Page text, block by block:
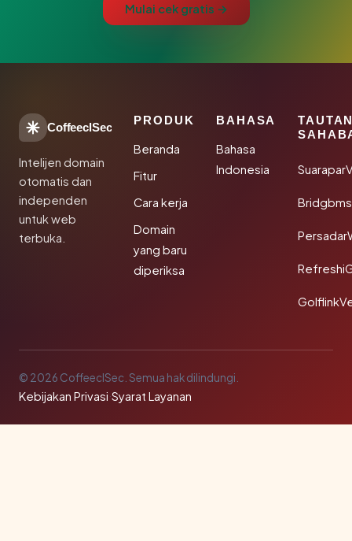
Mulai cek gratis →
CoffeeclSec
Intelijen domain
otomatis dan
independen
untuk web
terbuka.
PRODUK
Beranda
Fitur
Cara kerja
Domain
yang baru
diperiksa
BAHASA
Bahasa
Indonesia
© 2026 CoffeeclSec. Semua hak dilindungi.
Kebijakan Privasi·Syarat Layanan